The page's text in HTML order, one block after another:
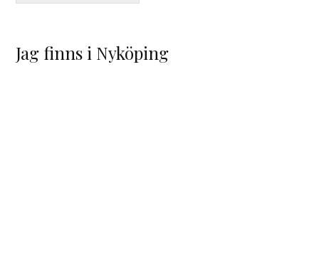
Jag finns i Nyköping